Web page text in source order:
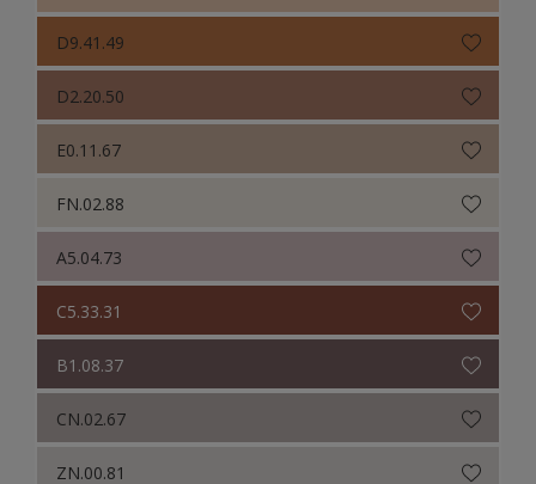
D9.41.49
D2.20.50
E0.11.67
FN.02.88
A5.04.73
C5.33.31
B1.08.37
CN.02.67
ZN.00.81